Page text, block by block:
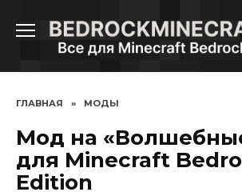
содержанию
ГЛАВНАЯ » МОДЫ
Мод на
для Minecraft
Edition